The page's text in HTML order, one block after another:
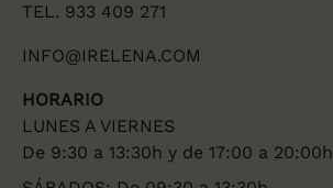
TEL. 933 409 271
INFO@IRELENA.COM
HORARIO
LUNES A VIERNES
De 9:30 a 13:30h y de 17:00 a 20:00h